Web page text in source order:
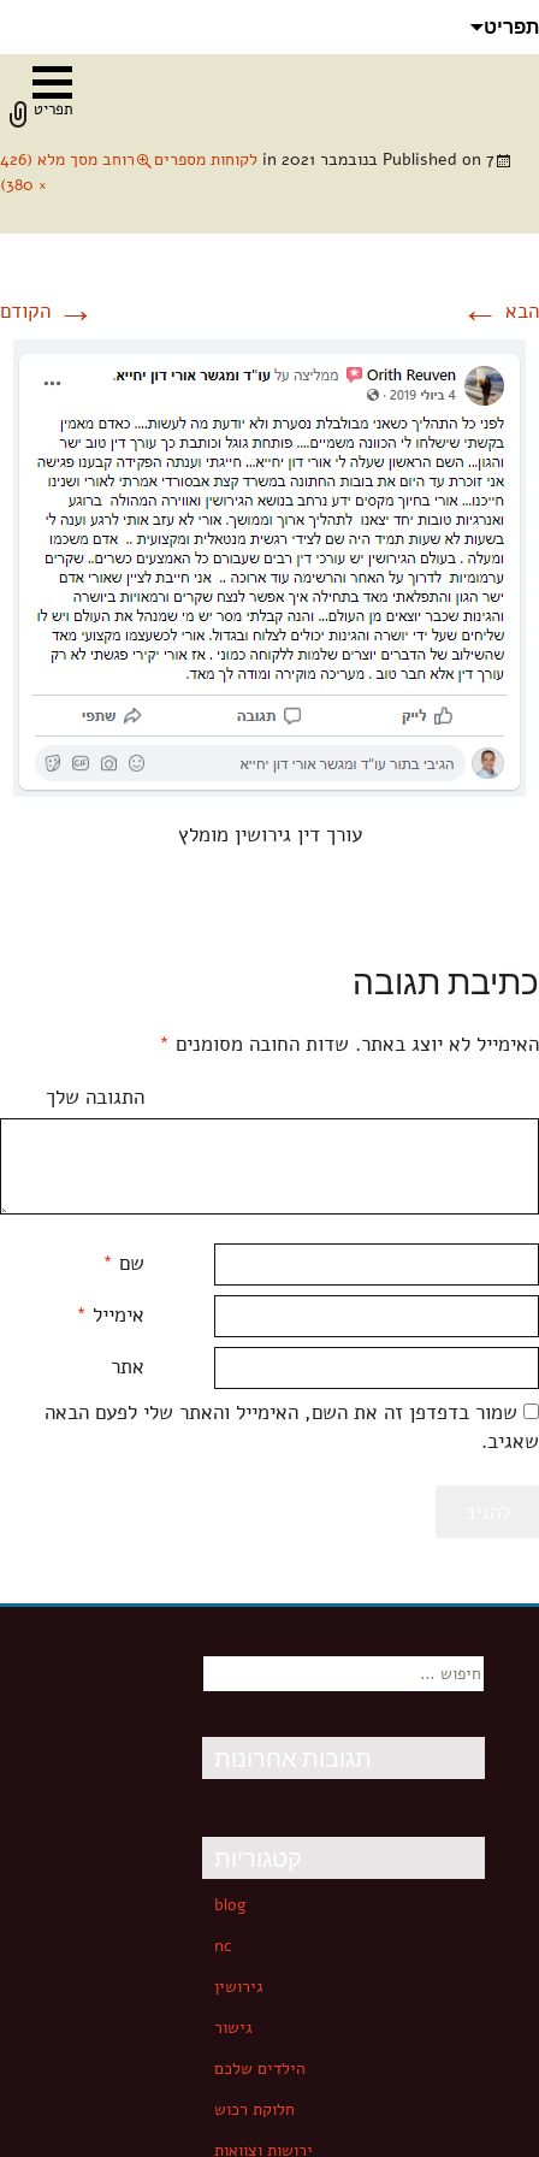
תפריט
Published on 7 בנובמבר 2021 לקוחות מספרים
רוחב מסך מלא (426
× 380)
→ הקודם הבא ←
עורך דין גירושין מומלץ
כתיבת תגובה
האימייל לא יוצג באתר. שדות החובה מסומנים *
התגובה שלך
שם *
אימייל *
אתר
שמור בדפדפן זה את השם, האימייל והאתר שלי לפעם הבאה
שאגיב.
חיפוש:
תגובות אחרונות
קטגוריות
blog
nc
גירושין
גישור
הילדים שלכם
חלוקת רכוש
ירושות וצוואות
תפריט